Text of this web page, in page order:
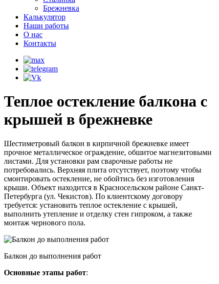
Брежневка
Калькулятор
Наши работы
О нас
Контакты
Теплое остекление балкона с
крышей в брежневке
Шестиметровый балкон в кирпичной брежневке имеет
прочное металлическое ограждение, обшитое магнезитовыми
листами. Для установки рам сварочные работы не
потребовались. Верхняя плита отсутствует, поэтому чтобы
смонтировать остекление, не обойтись без изготовления
крыши. Объект находится в Красносельском районе Санкт-
Петербурга (ул. Чекистов). По клиентскому договору
требуется: установить теплое остекление с крышей,
выполнить утепление и отделку стен гипроком, а также
монтаж чернового пола.
Балкон до выполнения работ
Основные этапы работ: